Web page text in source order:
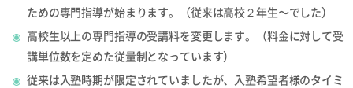
ための専門指導が始まります。（従来は高校２年生〜でした）
高校生以上の専門指導の受講料を変更します。（料金に対して受
講単位数を定めた従量制となっています）
従来は入塾時期が限定されていましたが、入塾希望者様のタイミ